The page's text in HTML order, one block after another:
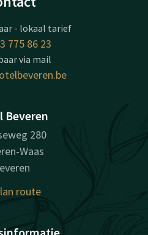
- lokaal tarief
775 86 23
via mail
Beveren
280
Waas
route